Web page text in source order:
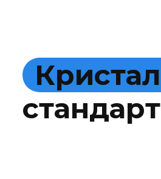
Кристал
стандарт